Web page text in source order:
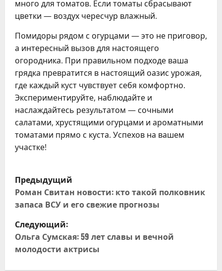
много для томатов. Если томаты сбрасывают
цветки — воздух чересчур влажный.
Помидоры рядом с огурцами — это не приговор,
а интересный вызов для настоящего
огородника. При правильном подходе ваша
грядка превратится в настоящий оазис урожая,
где каждый куст чувствует себя комфортно.
Экспериментируйте, наблюдайте и
наслаждайтесь результатом — сочными
салатами, хрустящими огурцами и ароматными
томатами прямо с куста. Успехов на вашем
участке!
Н
а
в
и
г
Предыдущий
Роман Свитан новости: кто такой полковник
запаса ВСУ и его свежие прогнозы
Следующий:
Ольга Сумская: 59 лет славы и вечной
молодости актрисы